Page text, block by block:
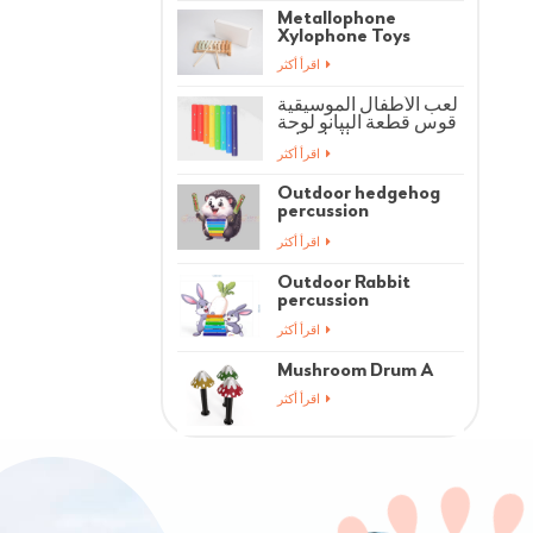
Metallophone
Xylophone Toys
لعب الأطفال الموسيقية
قوس قطعة البيانو لوحة
الملحقات
Outdoor hedgehog
percussion
instrument
Outdoor Rabbit
percussion
instrument
Mushroom Drum A